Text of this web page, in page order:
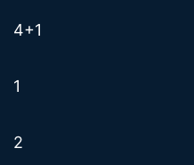
4+1
1
2